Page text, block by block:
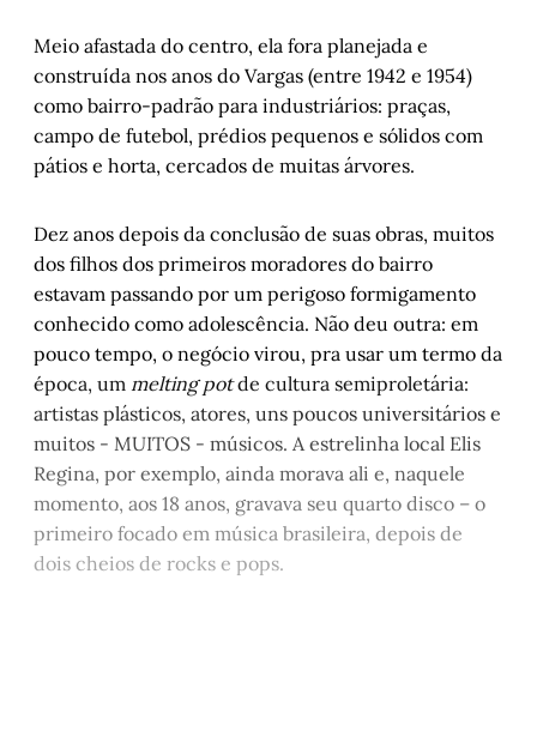
Meio afastada do centro, ela fora planejada e
construída nos anos do Vargas (entre 1942 e 1954)
como bairro-padrão para industriários: praças,
campo de futebol, prédios pequenos e sólidos com
pátios e horta, cercados de muitas árvores.
Dez anos depois da conclusão de suas obras, muitos
dos filhos dos primeiros moradores do bairro
estavam passando por um perigoso formigamento
conhecido como adolescência. Não deu outra: em
pouco tempo, o negócio virou, pra usar um termo da
época, um melting potde cultura semiproletária:
artistas plásticos, atores, uns poucos universitários e
muitos - MUITOS - músicos. A estrelinha local Elis
Regina, por exemplo, ainda morava ali e, naquele
momento, aos 18 anos, gravava seu quarto disco – o
primeiro focado em música brasileira, depois de
dois cheios de rocks e pops.